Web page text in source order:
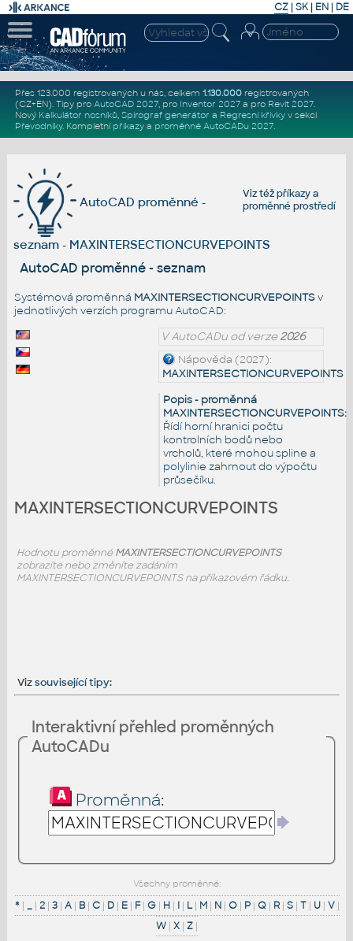
CZ | SK| EN | DE
Přes 123.000 registrovaných u nás, celkem 1.130.000registrovaných
(CZ+EN). Tipy pro AutoCAD 2027, pro Inventor 2027a pro Revit 2027.
Nový Kalkulátor nosníků, Spirograf generátor a Regresní křivkyv sekci
Převodníky. Kompletní příkazya proměnné AutoCADu 2027.
Viz téžpříkazya
proměnné prostředí
AutoCAD proměnné -
seznam - MAXINTERSECTIONCURVEPOINTS
AutoCAD proměnné - seznam
Systémová proměnná MAXINTERSECTIONCURVEPOINTSv
jednotlivých verzích programu AutoCAD:
V AutoCADu od verze2026
Nápověda (2027):
MAXINTERSECTIONCURVEPOINTS
Popis - proměnná
MAXINTERSECTIONCURVEPOINTS:
Řídí horní hranici počtu
kontrolních bodů nebo
vrcholů, které mohou spline a
polylinie zahrnout do výpočtu
průsečíku.
MAXINTERSECTIONCURVEPOINTS
Hodnotu proměnnéMAXINTERSECTIONCURVEPOINTS
zobrazíte nebo změníte zadáním
MAXINTERSECTIONCURVEPOINTS na příkazovém řádku.
Vizsouvisející tipy:
Interaktivní přehled proměnných
AutoCADu
Proměnná:
Všechny proměnné:
*| _| 2| 3| A| B| C| D| E| F| G| H | I| L| M| N| O| P| Q| R| S| T| U| V|
W | X | Z |